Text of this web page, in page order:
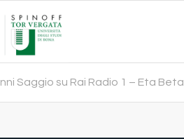
Saggio su Rai Radio 1 – Eta Beta